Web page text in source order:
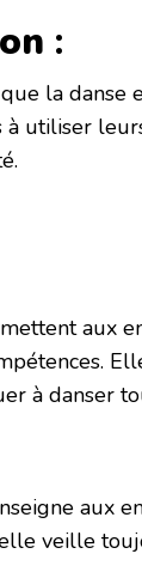
:
la danse
à utiliser
aux
à danser
aux
veille